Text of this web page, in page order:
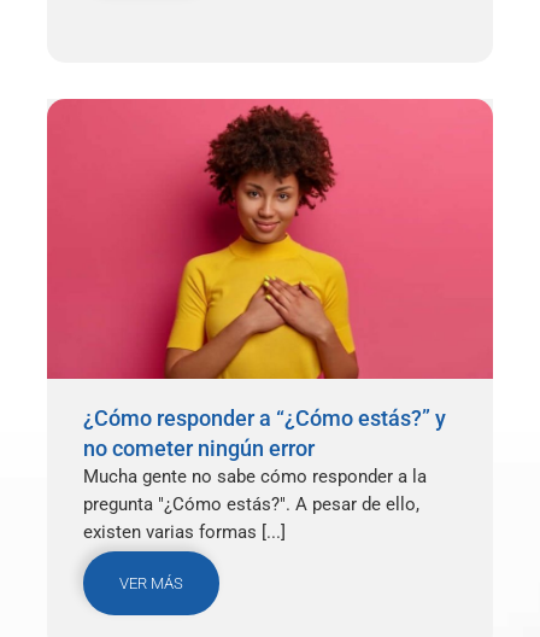
¿Cómo responder a “¿Cómo estás?” y
no cometer ningún error
Mucha gente no sabe cómo responder a la
pregunta "¿Cómo estás?". A pesar de ello,
existen varias formas [...]
VER MÁS